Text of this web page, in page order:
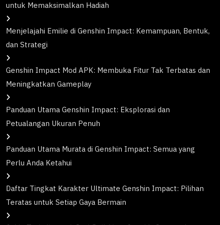
untuk Memaksimalkan Hadiah
Menjelajahi Emilie di Genshin Impact: Kemampuan, Bentuk,
dan Strategi
Genshin Impact Mod APK: Membuka Fitur Tak Terbatas dan
Meningkatkan Gameplay
Panduan Utama Genshin Impact: Eksplorasi dan
Petualangan Ukuran Penuh
Panduan Utama Murata di Genshin Impact: Semua yang
Perlu Anda Ketahui
Daftar Tingkat Karakter Ultimate Genshin Impact: Pilihan
Teratas untuk Setiap Gaya Bermain